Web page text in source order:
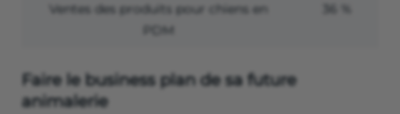
Ventes des produits pour chiens en
PDM
36 %
Faire le business plan de sa future
animalerie